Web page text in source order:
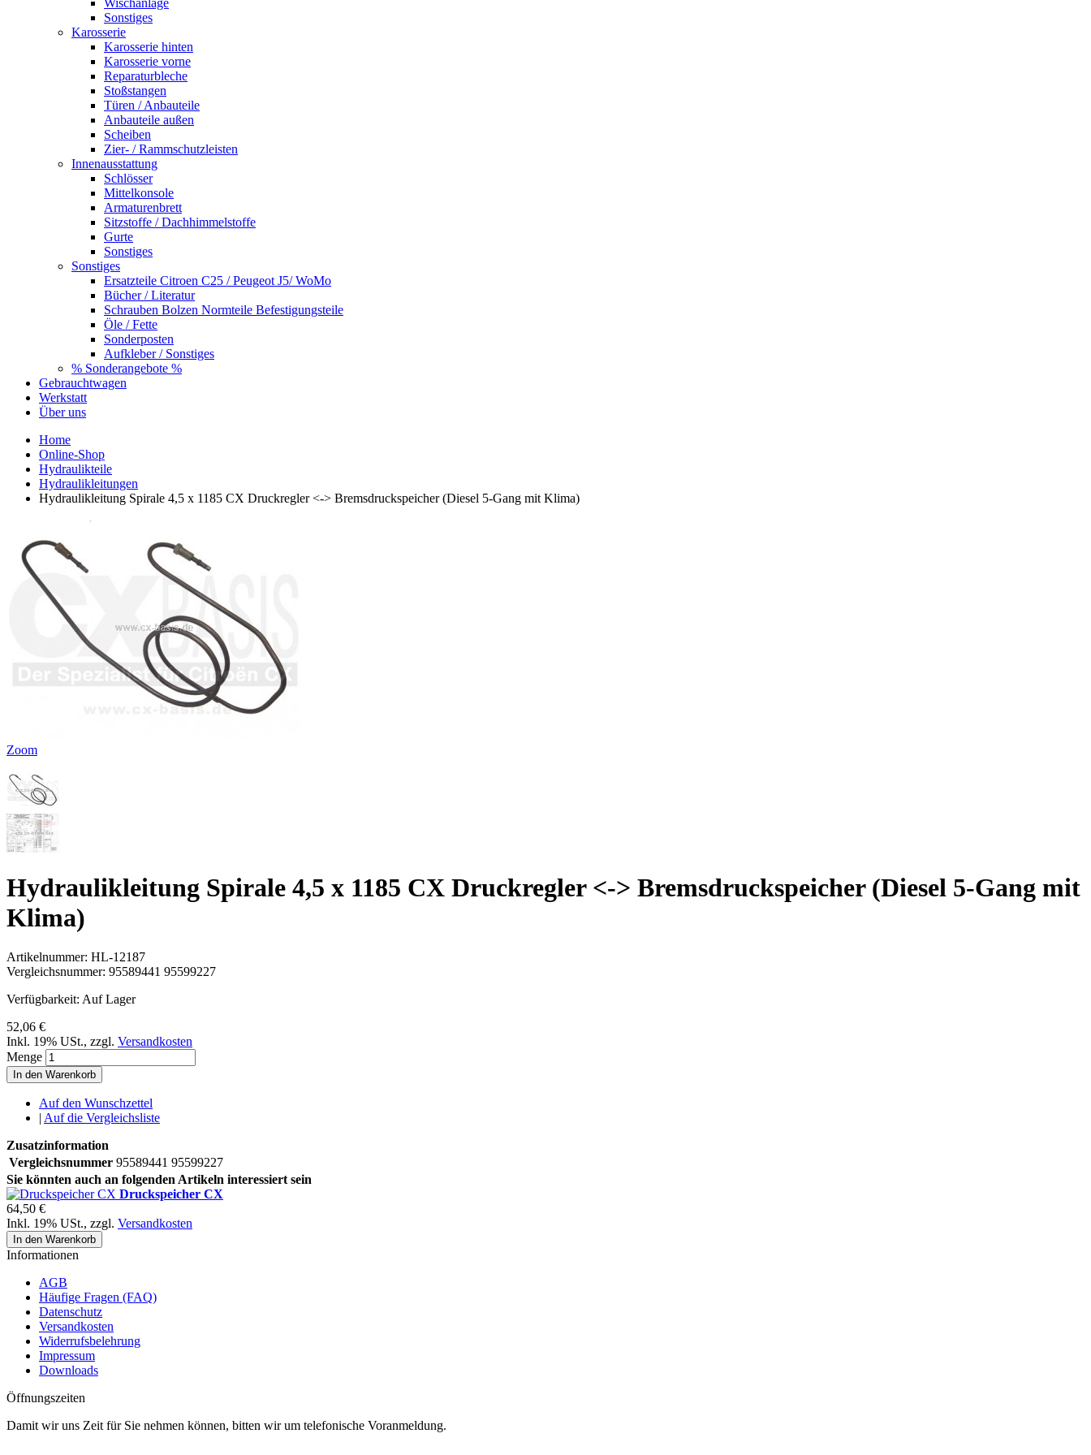
Sonstiges
Karosserie
Karosserie hinten
Karosserie vorne
Reparaturbleche
Stoßstangen
Türen / Anbauteile
Anbauteile außen
Scheiben
Zier- / Rammschutzleisten
Innenausstattung
Schlösser
Mittelkonsole
Armaturenbrett
Sitzstoffe / Dachhimmelstoffe
Gurte
Sonstiges
Sonstiges
Ersatzteile Citroen C25 / Peugeot J5/ WoMo
Bücher / Literatur
Schrauben Bolzen Normteile Befestigungsteile
Öle / Fette
Sonderposten
Aufkleber / Sonstiges
% Sonderangebote %
Gebrauchtwagen
Werkstatt
Über uns
Home
Online-Shop
Hydraulikteile
Hydraulikleitungen
Hydraulikleitung Spirale 4,5 x 1185 CX Druckregler <-> Bremsdruckspeicher (Diesel 5-Gang mit Klima)
Zoom
Hydraulikleitung Spirale 4,5 x 1185 CX Druckregler <-> Bremsdruckspeicher (Diesel 5-Gang mit
Klima)
Artikelnummer: HL-12187
Vergleichsnummer: 95589441 95599227
Verfügbarkeit: Auf Lager
52,06 €
Inkl. 19% USt., zzgl. Versandkosten
Menge
In den Warenkorb
Auf den Wunschzettel
| Auf die Vergleichsliste
Zusatzinformation
Vergleichsnummer 95589441 95599227
Sie könnten auch an folgenden Artikeln interessiert sein
Druckspeicher CX
64,50 €
Inkl. 19% USt., zzgl. Versandkosten
In den Warenkorb
Informationen
AGB
Häufige Fragen (FAQ)
Datenschutz
Versandkosten
Widerrufsbelehrung
Impressum
Downloads
Öffnungszeiten
Damit wir uns Zeit für Sie nehmen können, bitten wir um telefonische Voranmeldung.